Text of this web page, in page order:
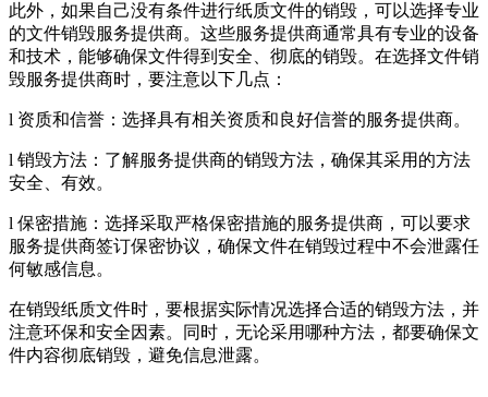
此外，如果自己没有条件进行纸质文件的销毁，可以选择专业
的文件销毁服务提供商。这些服务提供商通常具有专业的设备
和技术，能够确保文件得到安全、彻底的销毁。在选择文件销
毁服务提供商时，要注意以下几点：
l 资质和信誉：选择具有相关资质和良好信誉的服务提供商。
l 销毁方法：了解服务提供商的销毁方法，确保其采用的方法
安全、有效。
l 保密措施：选择采取严格保密措施的服务提供商，可以要求
服务提供商签订保密协议，确保文件在销毁过程中不会泄露任
何敏感信息。
在销毁纸质文件时，要根据实际情况选择合适的销毁方法，并
注意环保和安全因素。同时，无论采用哪种方法，都要确保文
件内容彻底销毁，避免信息泄露。